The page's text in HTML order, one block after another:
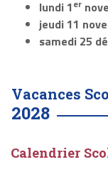
lundi 1er
jeudi 11
samedi 25
Vacances
2028
Calendrier